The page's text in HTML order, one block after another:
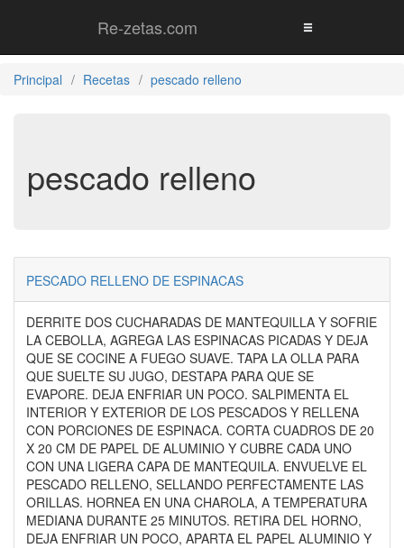
Re-zetas.com
Principal Recetas pescado relleno
pescado relleno
PESCADO RELLENO DE ESPINACAS
DERRITE DOS CUCHARADAS DE MANTEQUILLA Y SOFRIE
LA CEBOLLA, AGREGA LAS ESPINACAS PICADAS Y DEJA
QUE SE COCINE A FUEGO SUAVE. TAPA LA OLLA PARA
QUE SUELTE SU JUGO, DESTAPA PARA QUE SE
EVAPORE. DEJA ENFRIAR UN POCO. SALPIMENTA EL
INTERIOR Y EXTERIOR DE LOS PESCADOS Y RELLENA
CON PORCIONES DE ESPINACA. CORTA CUADROS DE 20
X 20 CM DE PAPEL DE ALUMINIO Y CUBRE CADA UNO
CON UNA LIGERA CAPA DE MANTEQUILA. ENVUELVE EL
PESCADO RELLENO, SELLANDO PERFECTAMENTE LAS
ORILLAS. HORNEA EN UNA CHAROLA, A TEMPERATURA
MEDIANA DURANTE 25 MINUTOS. RETIRA DEL HORNO,
DEJA ENFRIAR UN POCO, APARTA EL PAPEL ALUMINIO Y